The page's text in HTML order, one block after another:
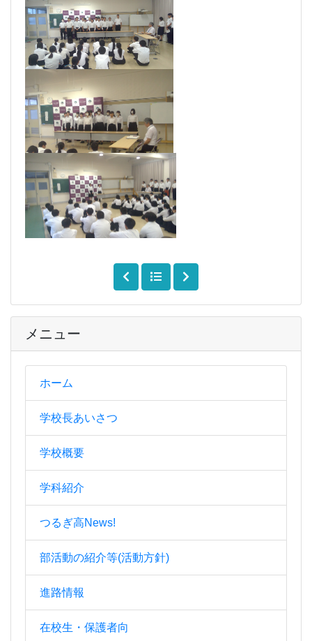
メニュー
ホーム
学校長あいさつ
学校概要
学科紹介
つるぎ高News!
部活動の紹介等(活動方針)
進路情報
在校生・保護者向